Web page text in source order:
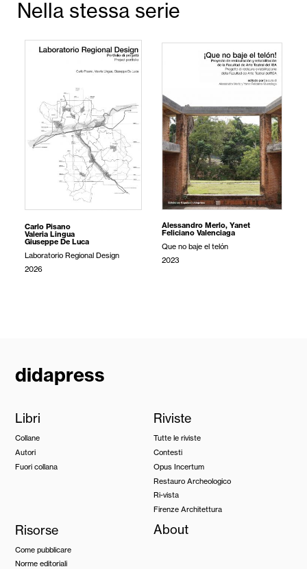
Nella stessa serie
Carlo Pisano
Valeria Lingua
Giuseppe De Luca
Laboratorio Regional Design
2026
Alessandro Merlo,Yanet
Feliciano Valenciaga
Que no baje el telón
2023
didapress
Libri
Collane
Autori
Fuori collana
Riviste
Tutte le riviste
Contesti
Opus Incertum
Restauro Archeologico
Ri-vista
Firenze Architettura
Risorse
Come pubblicare
Norme editoriali
About